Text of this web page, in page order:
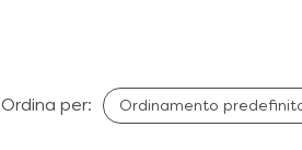
Ordina per: